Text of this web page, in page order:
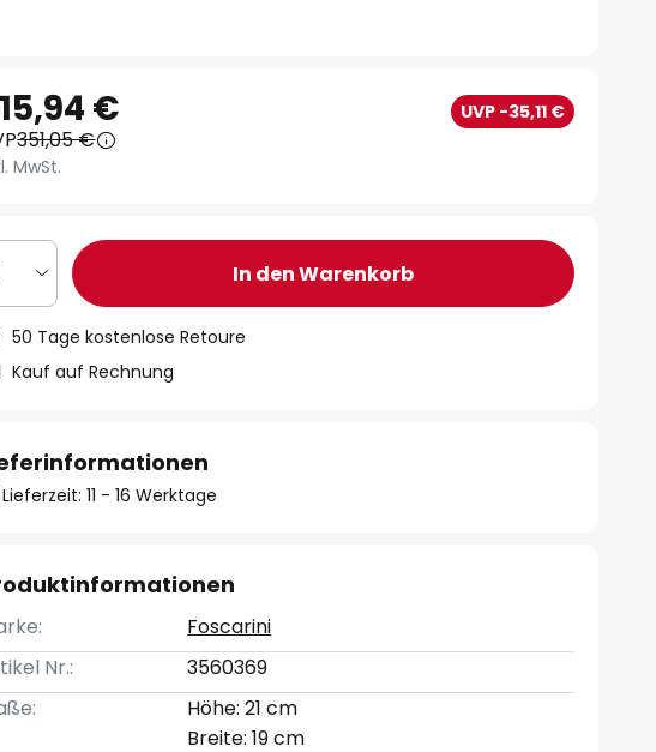
€ UVP -35,11 €
351,05 €
MwSt.
In den Warenkorb
50 Tage kostenlose Retoure
Kauf auf Rechnung
Lieferzeit: 11 - 16 Werktage
Foscarini
Nr.:
3560369
Höhe: 21 cm
Breite: 19 cm